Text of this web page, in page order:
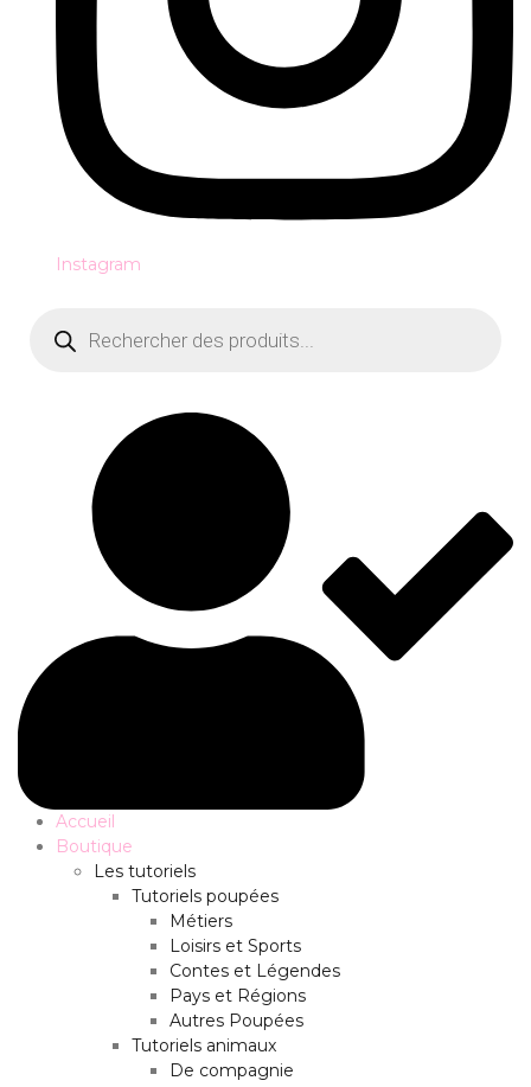
Instagram
produits
Accueil
Boutique
Les tutoriels
Tutoriels poupées
Métiers
Loisirs et Sports
Contes et Légendes
Pays et Régions
Autres Poupées
Tutoriels animaux
De compagnie